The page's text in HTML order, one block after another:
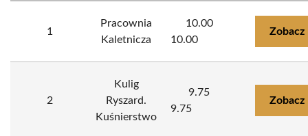
1
Pracownia
Kaletnicza
10.00
10.00
Zobacz
2
Kulig
Ryszard.
Kuśnierstwo
9.75
9.75
Zobacz